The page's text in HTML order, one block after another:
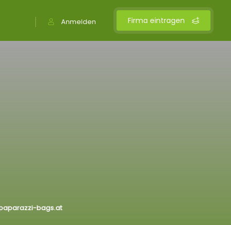
Firma eintragen
Anmelden
bags.at